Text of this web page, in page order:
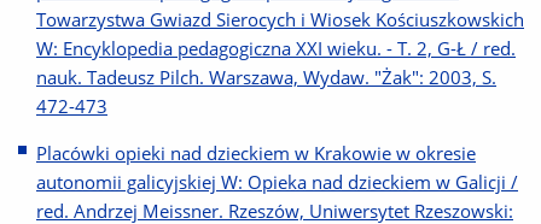
Towarzystwa Gwiazd Sierocych i Wiosek Kościuszkowskich
W: Encyklopedia pedagogiczna XXI wieku. - T. 2, G-Ł / red.
nauk. Tadeusz Pilch. Warszawa, Wydaw. "Żak": 2003, S.
472-473
Placówki opieki nad dzieckiem w Krakowie w okresie
autonomii galicyjskiej W: Opieka nad dzieckiem w Galicji /
red. Andrzej Meissner. Rzeszów, Uniwersytet Rzeszowski: